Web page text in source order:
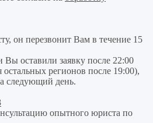
он перезвонит Вам в течение 15
Вы оставили заявку после 22:00
регионов после 19:00),
следующий день.
опытного юриста по